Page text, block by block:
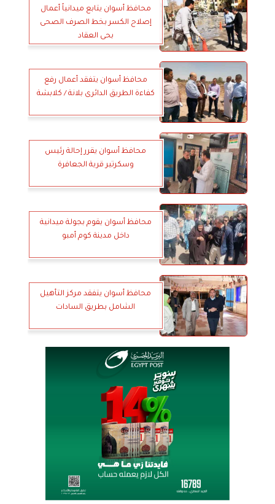
محافظ أسوان يتابع ميدانياً أعمال
إصلاح الكسر بخط الصرف الصحى
بحى العقاد
محافظ أسوان يتفقد أعمال رفع
كفاءة الطريق الدائرى بلانة / كلابشة
محافظ أسوان يقرر إحالة رئيس
وسكرتير قرية الجعافرة
محافظ أسوان يقوم بجولة ميدانية
داخل مدينة كوم أمبو
محافظ أسوان يتفقد مركز التأهيل
الشامل بطريق السادات